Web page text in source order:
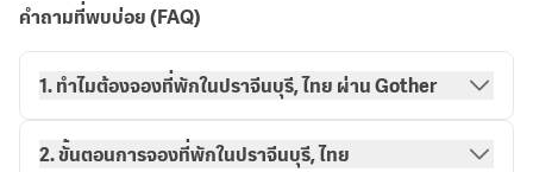
คำถามที่พบบ่อย (FAQ)
1. ทำไมต้องจองที่พักในปราจีนบุรี, ไทย ผ่าน Gother
2. ขั้นตอนการจองที่พักในปราจีนบุรี, ไทย